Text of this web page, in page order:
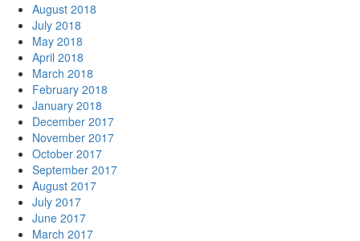
August 2018
July 2018
May 2018
April 2018
March 2018
February 2018
January 2018
December 2017
November 2017
October 2017
September 2017
August 2017
July 2017
June 2017
March 2017